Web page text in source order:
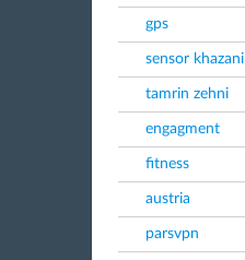
gps
sensor khazani
tamrin zehni
engagment
fitness
austria
parsvpn